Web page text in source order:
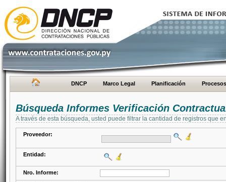
DNCP Marco Legal Planificación Procesos
Búsqueda Informes Verificación
A través de esta búsqueda, usted puede filtrar la cantidad de registros que
Proveedor:
Entidad:
Nro. Informe: